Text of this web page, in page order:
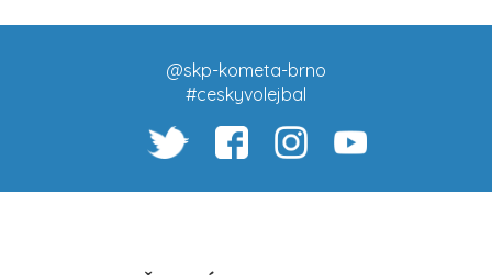
@skp-kometa-brno
#ceskyvolejbal